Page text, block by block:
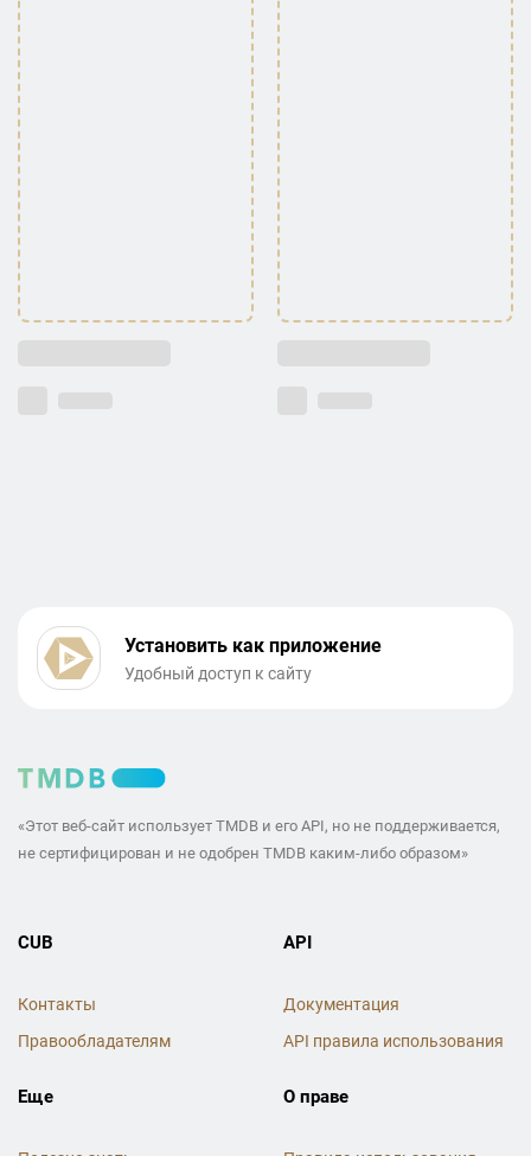
Установить как приложение
Удобный доступ к сайту
«Этот веб-сайт использует TMDB и его API, но не поддерживается,
не сертифицирован и не одобрен TMDB каким-либо образом»
CUB
Контакты
Правообладателям
API
Документация
API правила использования
Еще О праве